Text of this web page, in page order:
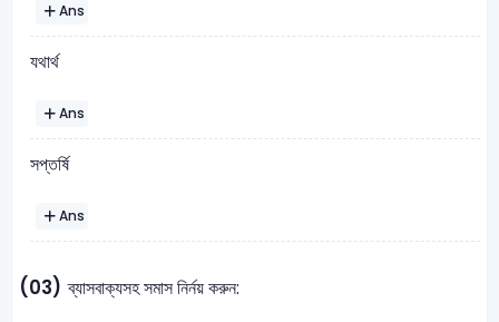
Ans
যথার্থ
Ans
সপ্তর্ষি
Ans
(03) ব্যাসবাক্যসহ সমাস নির্নয় করুন: